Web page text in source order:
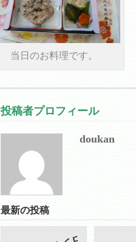
当日のお料理です。
投稿者プロフィール
doukan
最新の投稿